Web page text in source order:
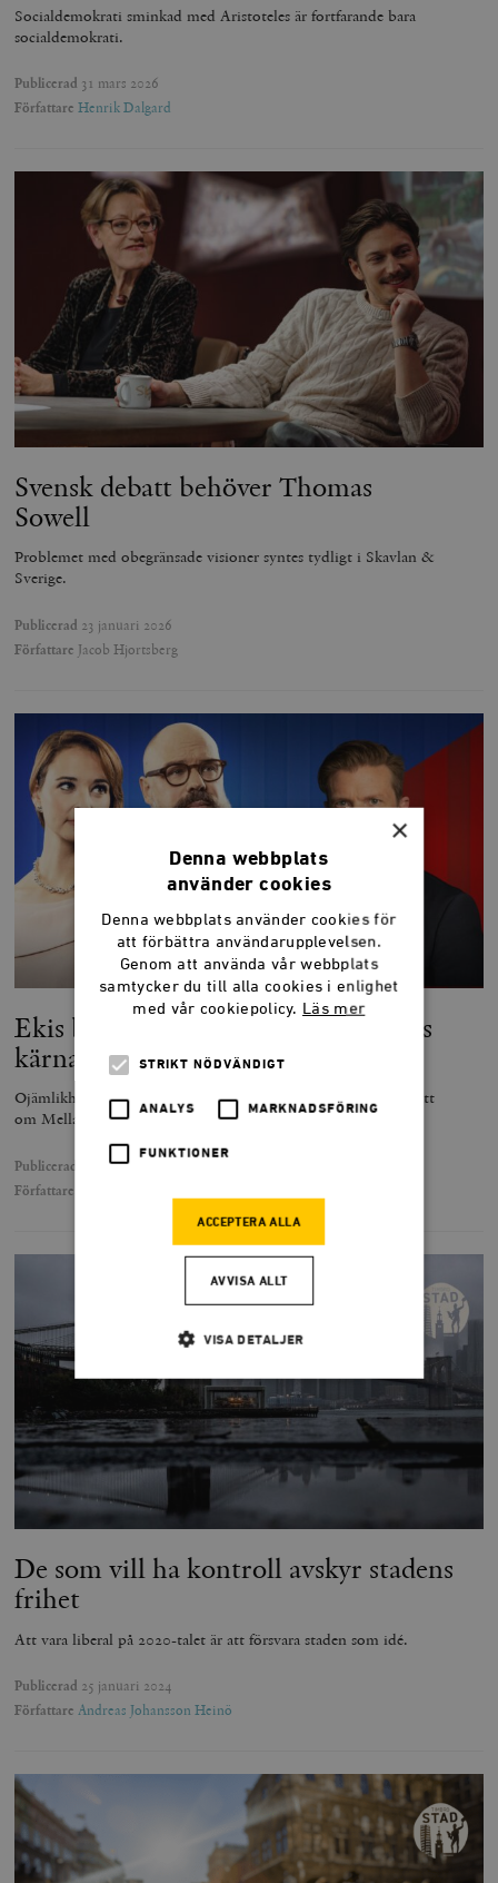
Socialdemokrati sminkad med Aristoteles är fortfarande bara
socialdemokrati.
Publicerad 31 mars 2026
Författare Henrik Dalgard
Svensk debatt behöver Thomas
Sowell
Problemet med obegränsade visioner syntes tydligt i Skavlan &
Sverige.
Publicerad 23 januari 2026
Författare Jacob Hjortsberg
Ekis bortklippta svar är marxismens
kärna
Ojämlikhet framkallade starkare känslor än programmets debatt
om Mellanösternkonflikten.
Publicerad
5 februari 2024
Författare
De som vill ha kontroll avskyr stadens
frihet
Att vara liberal på 2020-talet är att försvara staden som idé.
Publicerad 25 januari 2024
Författare Andreas Johansson Heinö
×
Denna webbplats
använder cookies
Denna webbplats använder cookies för
att förbättra användarupplevelsen.
Genom att använda vår webbplats
samtycker du till alla cookies i enlighet
med vår cookiepolicy. Läs mer
STRIKT NÖDVÄNDIGT
ANALYS MARKNADSFÖRING
FUNKTIONER
ACCEPTERA ALLA
AVVISA ALLT
VISA DETALJER
Strikt nödvändigt
Marknadsföring
Strikt nödvändiga kakor tillåter
kärnwebbplatsfunktioner som användarinloggning
och kontohantering. Webbplatsen kan inte användas
Leverantör
woocommerce_cart_hash
Inc.